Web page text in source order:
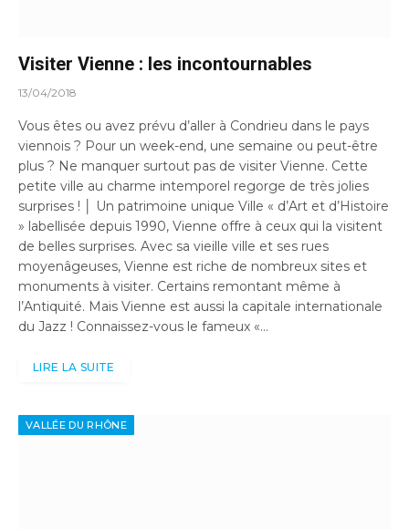
Visiter Vienne : les incontournables
13/04/2018
Vous êtes ou avez prévu d’aller à Condrieu dans le pays
viennois ? Pour un week-end, une semaine ou peut-être
plus ? Ne manquer surtout pas de visiter Vienne. Cette
petite ville au charme intemporel regorge de très jolies
surprises ! │ Un patrimoine unique Ville « d’Art et d’Histoire
» labellisée depuis 1990, Vienne offre à ceux qui la visitent
de belles surprises. Avec sa vieille ville et ses rues
moyenâgeuses, Vienne est riche de nombreux sites et
monuments à visiter. Certains remontant même à
l’Antiquité. Mais Vienne est aussi la capitale internationale
du Jazz ! Connaissez-vous le fameux «…
LIRE LA SUITE
VALLÉE DU RHÔNE